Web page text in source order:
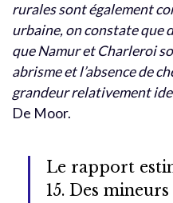
rurales sont également
urbaine, on constate que
que Namur et Charleroi
abrisme et l’absence de
grandeur relativement
De Moor.
Le rapport
15. Des